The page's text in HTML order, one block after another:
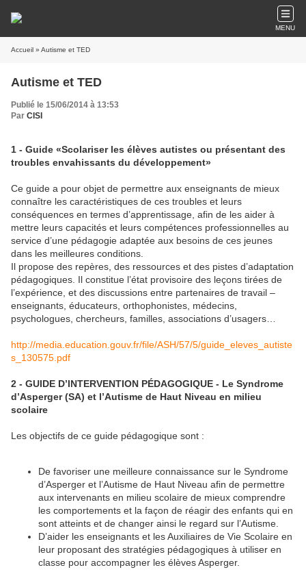
MENU
Accueil » Autisme et TED
Autisme et TED
Publié le 15/06/2014 à 13:53
Par CISI
1 - Guide «Scolariser les élèves autistes ou présentant des
troubles envahissants du développement»
Ce guide a pour objet de permettre aux enseignants de mieux
connaître les caractéristiques de ces troubles et leurs
conséquences en termes d’apprentissage, afin de les aider à
mettre leurs capacités et leurs compétences professionnelles au
service d’une pédagogie adaptée aux besoins de ces jeunes
dans les meilleures conditions.
Il propose des repères, des ressources et des pistes d’adaptation
pédagogiques. Il constitue l’état provisoire des leçons tirées de
l’expérience, et des discussions entre partenaires de travail –
enseignants, éducateurs, orthophonistes, médecins,
psychologues, chercheurs, familles, associations d’usagers…
http://media.education.gouv.fr/file/ASH/57/5/guide_eleves_autiste
s_130575.pdf
2 - GUIDE D’INTERVENTION PÉDAGOGIQUE - Le Syndrome
d’Asperger (SA) et l’Autisme de Haut Niveau en milieu
scolaire
Les objectifs de ce guide pédagogique sont :
De favoriser une meilleure connaissance sur le Syndrome
d’Asperger et l’Autisme de Haut Niveau afin de permettre
aux intervenants en milieu scolaire de mieux comprendre
les comportements et la façon de réagir des enfants qui en
sont atteints et de changer ainsi le regard sur l’Autisme.
D’aider les enseignants et les Auxiliaires de Vie Scolaire en
leur proposant des stratégies pédagogiques à utiliser en
classe pour accompagner les élèves Asperger.